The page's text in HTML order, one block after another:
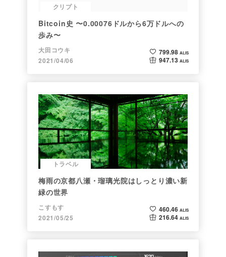
クリプト
Bitcoin史 〜0.00076ドルから6万ドルへの
歩み〜
大田コウキ
2021/04/06
799.98 ALIS
947.13 ALIS
トラベル
梅雨の京都八瀬・瑠璃光院はしっとり濃い新
緑の世界
こすもす
2021/05/25
460.46 ALIS
216.64 ALIS